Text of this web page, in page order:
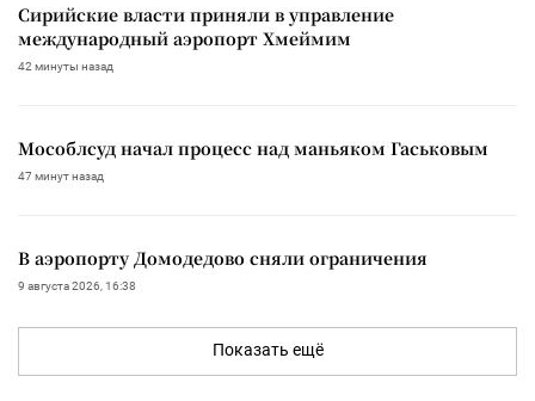
Сирийские власти приняли в управление
международный аэропорт Хмеймим
42 минуты назад
Мособлсуд начал процесс над маньяком Гаськовым
47 минут назад
В аэропорту Домодедово сняли ограничения
9 августа 2026, 16:38
Показать ещё